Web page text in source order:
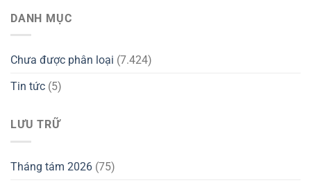
DANH MỤC
Chưa được phân loại (7.424)
Tin tức (5)
LƯU TRỮ
Tháng tám 2026 (75)